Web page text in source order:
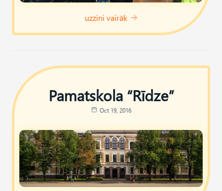
uzzini vairāk
Pamatskola “Rīdze”
Oct 19, 2016